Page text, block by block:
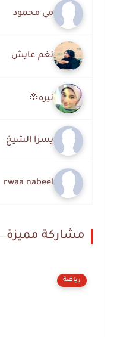
مي محمود
نغم عايش
نيره🌸
يسرا الشيخ
rwaa nabeel
مشاركة مميزة
رياضة